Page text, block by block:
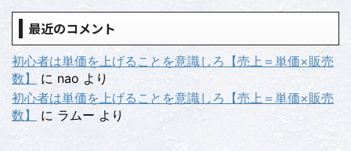
最近のコメント
初心者は単価を上げることを意識しろ【売上＝単価×販売
数】 に naoより
初心者は単価を上げることを意識しろ【売上＝単価×販売
数】
に ラムー より